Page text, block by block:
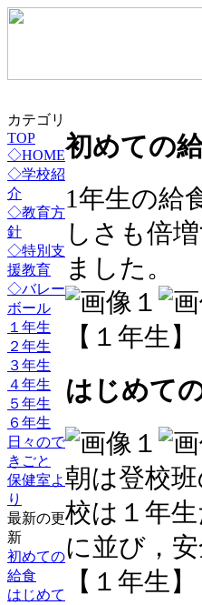
カテゴリ
TOP
◇HOME
◇学校紹
介
◇教育方
針
◇特別支
援教育
◇バレー
ボール
１年生
２年生
３年生
４年生
５年生
６年生
日々ので
きごと
保健室よ
り
最新の更
新
初めての
給食
はじめて
初めての
1年生の給
しさも倍
ました。
【１年生
はじめて
朝は登校
校は１年
に並び，
【１年生